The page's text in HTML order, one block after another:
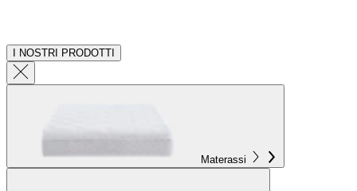
I NOSTRI PRODOTTI
Materassi